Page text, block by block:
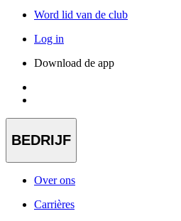
Word lid van de club
Log in
Download de app
BEDRIJF
Over ons
Carrières